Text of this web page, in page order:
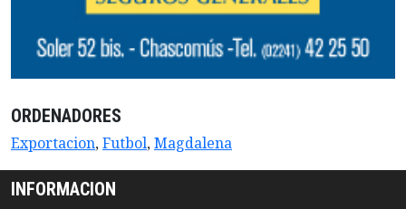
ORDENADORES
Exportacion,Futbol,Magdalena
INFORMACION